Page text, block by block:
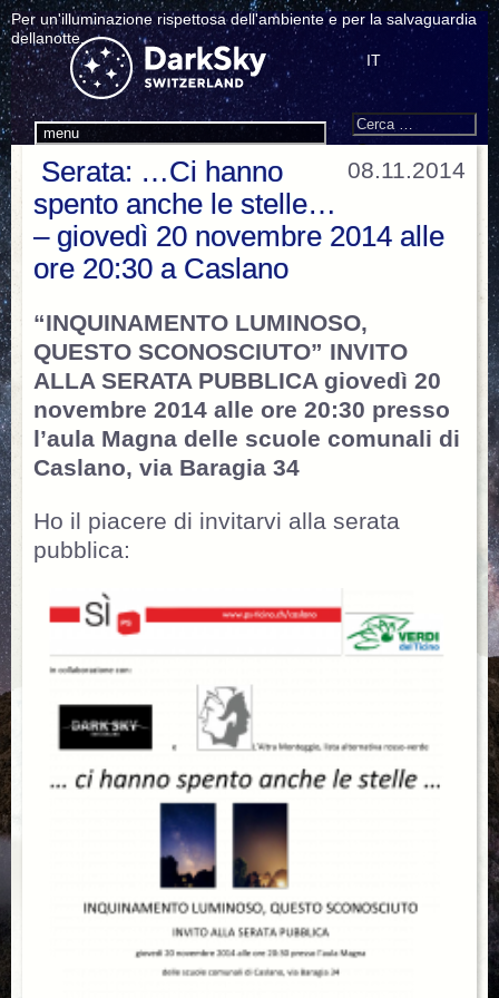
Per un'illuminazione rispettosa dell'ambiente e per la salvaguardia
dellanotte.
menu
IT
Search
Cerca:
08.11.2014
Serata: …Ci hanno
spento anche le stelle…
– giovedì 20 novembre 2014 alle
ore 20:30 a Caslano
“INQUINAMENTO LUMINOSO,
QUESTO SCONOSCIUTO” INVITO
ALLA SERATA PUBBLICA giovedì 20
novembre 2014 alle ore 20:30 presso
l’aula Magna delle scuole comunali di
Caslano, via Baragia 34
Ho il piacere di invitarvi alla serata
pubblica: